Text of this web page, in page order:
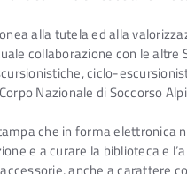
alla tutela ed alla
collaborazione con le
ciclo-
Nazionale di Soccorso
che in forma elettronica
e a curare la biblioteca e
anche a carattere